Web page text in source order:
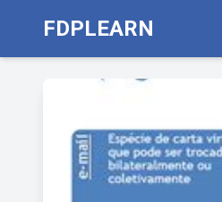
FDPLEARN